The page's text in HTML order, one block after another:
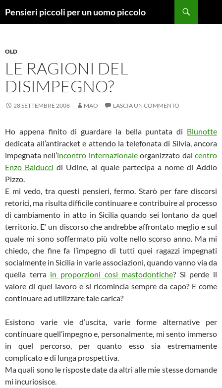
Pensieri piccoli per un uomo piccolo
OLD
LE RAGIONI DEL
DISIMPEGNO?
28 SETTEMBRE 2008 MAO LASCIA UN COMMENTO
Ho appena finito di guardare la bella puntata di Blunotte
dedicata all’antiracket e attendo la telefonata di Silvia, ancora
impegnata nell’incontro internazionaleorganizzato dalcentro
Enzo Balducci di Udine, al quale partecipa a nome di Addio
Pizzo.
E mi vedo, tra questi pensieri, fermo. Starò per fare discorsi
retorici, ma risulta difficile continuare e contribuire al processo
di cambiamento in atto in Sicilia quando sei lontano da quel
territorio. E’ un discorso che andrebbe affrontato meglio e sul
quale mi sono soffermato più volte nello scorso anno. Ma mi
chiedo, che fine fa l’impegno di tutti quei ragazzi impegnati
socialmente in Sicilia in varie associazioni, quando vanno via da
quella terra in proporzioni cosi mastodontiche? Si perde il
valore di quel lavoro e si ricomincia sempre da capo? E come
continuare ad utilizzare tale carica?
Esistono varie vie d’uscita, varie forme alternative per
continuare quell’impegno e, personalmente, mi sento immerso
in quel percorso, per quanto esso sia estremamente
complicato e di lunga prospettiva.
Ma quali sono le risposte date da altri alle mie stesse domande
mi incuriosisce.